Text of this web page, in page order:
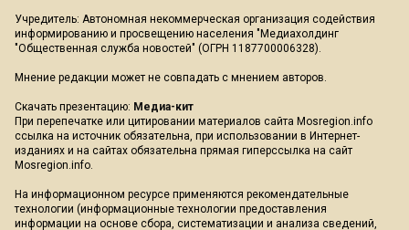
Учредитель: Автономная некоммерческая организация содействия
информированию и просвещению населения "Медиахолдинг
"Общественная служба новостей" (ОГРН 1187700006328).
Мнение редакции может не совпадать с мнением авторов.
Скачать презентацию: Медиа-кит
При перепечатке или цитировании материалов сайта Mosregion.info
ссылка на источник обязательна, при использовании в Интернет-
изданиях и на сайтах обязательна прямая гиперссылка на сайт
Mosregion.info.
На информационном ресурсе применяются рекомендательные
технологии (информационные технологии предоставления
информации на основе сбора, систематизации и анализа сведений,